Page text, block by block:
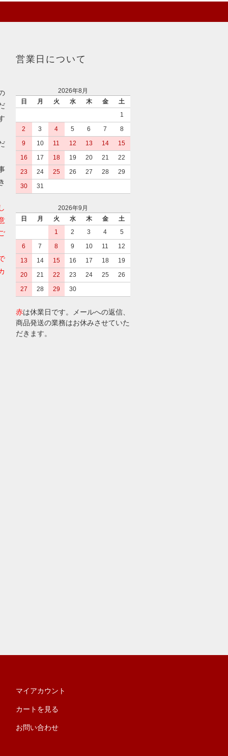
営業日について
2026年8月
日
月 火 水 木 金
土
1
2
3 4 5 6 7
8
9
10 11 12 13 14
15
16
17 18 19 20 21
22
23
24 25 26 27 28
29
30
31
2026年9月
日
月 火 水 木 金
土
1
2 3 4
5
6
7 8 9 10 11
12
13
14 15 16 17 18
19
20
21 22 23 24 25
26
27
28 29 30
赤は休業日です。メールへの返信、
商品発送の業務はお休みさせていた
だきます。
マイアカウント
カートを見る
お問い合わせ